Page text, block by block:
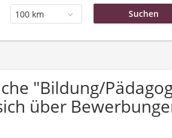
100 km
"Bildung/
über